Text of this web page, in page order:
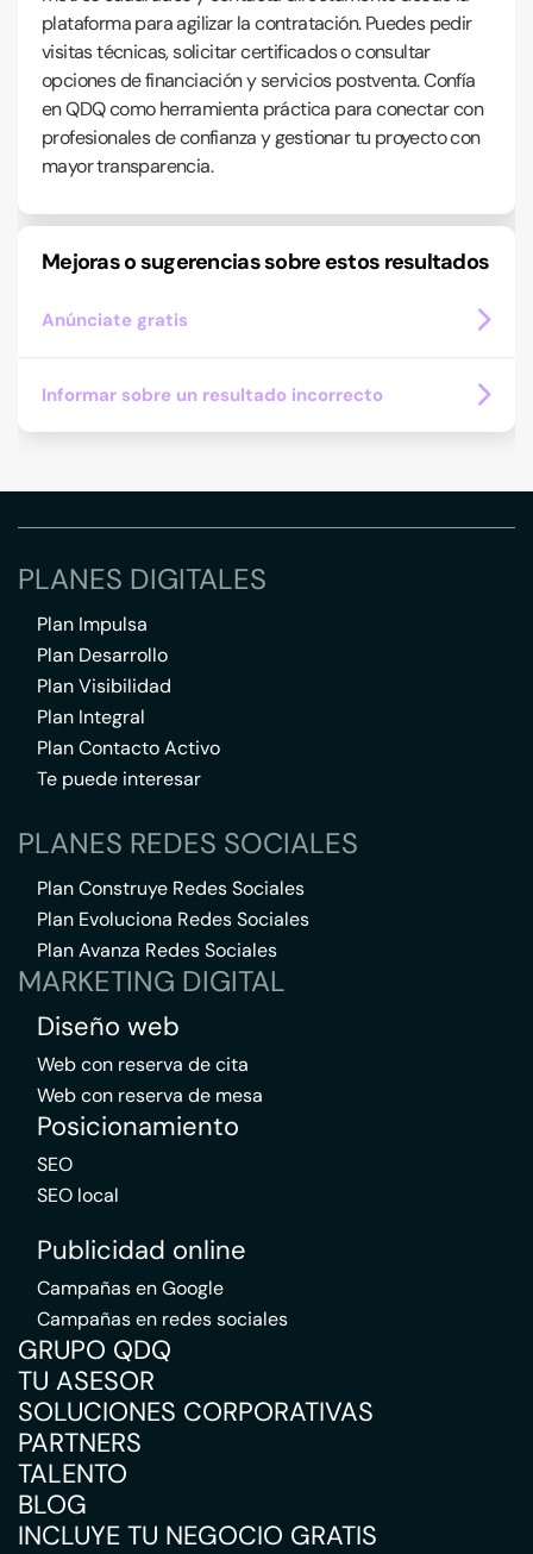
plataforma para agilizar la contratación. Puedes pedir
visitas técnicas, solicitar certificados o consultar
opciones de financiación y servicios postventa. Confía
en QDQ como herramienta práctica para conectar con
profesionales de confianza y gestionar tu proyecto con
mayor transparencia.
Mejoras o sugerencias sobre estos resultados
Anúnciate gratis
Informar sobre un resultado incorrecto
PLANES DIGITALES
Plan Impulsa
Plan Desarrollo
Plan Visibilidad
Plan Integral
Plan Contacto Activo
Te puede interesar
PLANES REDES SOCIALES
Plan Construye Redes Sociales
Plan Evoluciona Redes Sociales
Plan Avanza Redes Sociales
MARKETING DIGITAL
Diseño web
Web con reserva de cita
Web con reserva de mesa
Posicionamiento
SEO
SEO local
Publicidad online
Campañas en Google
Campañas en redes sociales
GRUPO QDQ
TU ASESOR
SOLUCIONES CORPORATIVAS
PARTNERS
TALENTO
BLOG
INCLUYE TU NEGOCIO GRATIS